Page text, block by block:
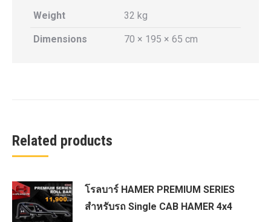
Weight 32 kg
Dimensions 70 × 195 × 65 cm
Related products
โรลบาร์ HAMER PREMIUM SERIES
สำหรับรถ Single CAB HAMER 4x4